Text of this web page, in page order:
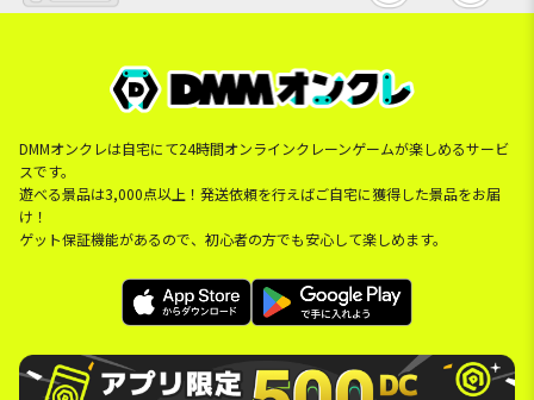
DMMオンクレは自宅にて24時間オンラインクレーンゲームが楽しめるサービ
スです。
遊べる景品は3,000点以上！発送依頼を行えばご自宅に獲得した景品をお届
け！
ゲット保証機能があるので、初心者の方でも安心して楽しめます。